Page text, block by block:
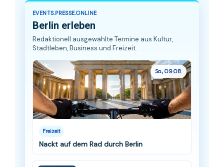
EVENTS.PRESSE.ONLINE
Berlin erleben
Redaktionell ausgewählte Termine aus Kultur,
Stadtleben, Business und Freizeit.
So., 09.08.
Freizeit
Nackt auf dem Rad durch Berlin